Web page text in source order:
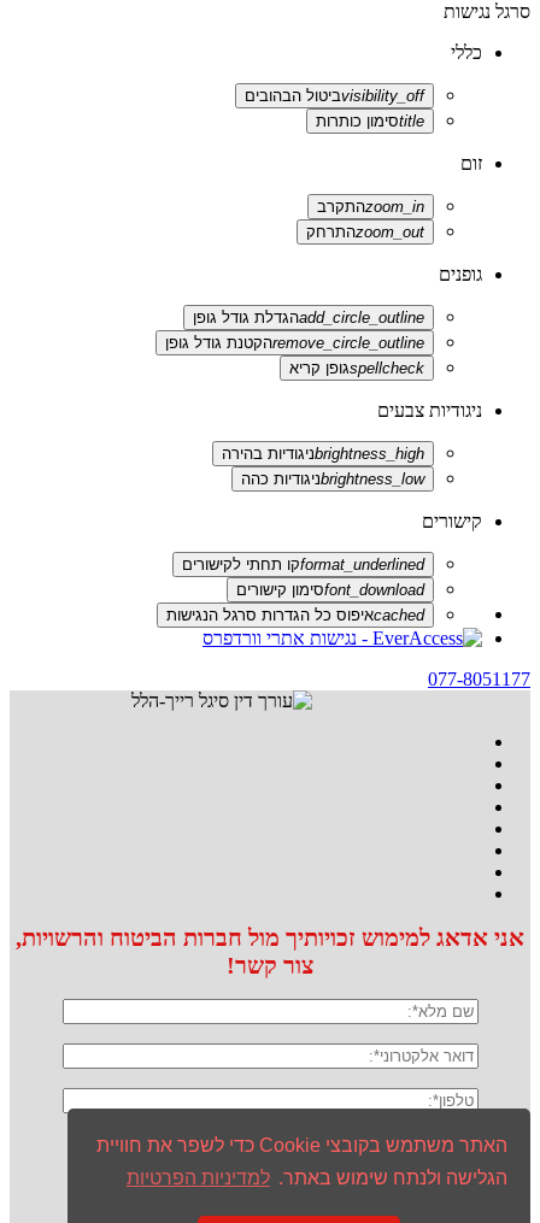
האתר משתמש בקובצי Cookie כדי לשפר את חוויית
הגלישה ולנתח שימוש באתר. למדיניות הפרטיות
סרגל נגישות
כללי
visibility_offביטול הבהובים
titleסימון כותרות
זום
zoom_inהתקרב
zoom_outהתרחק
גופנים
add_circle_outlineהגדלת גודל גופן
remove_circle_outlineהקטנת גודל גופן
spellcheckגופן קריא
ניגודיות צבעים
brightness_highניגודיות בהירה
brightness_lowניגודיות כהה
קישורים
format_underlinedקו תחתי לקישורים
font_downloadסימון קישורים
cachedאיפוס כל הגדרות סרגל הנגישות
077-8051177
אני אדאג למימוש זכויותיך מול חברות הביטוח והרשויות,
צור קשר!